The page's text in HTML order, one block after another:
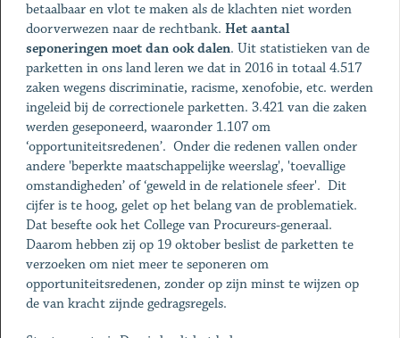
betaalbaar en vlot te maken als de klachten niet worden
doorverwezen naar de rechtbank. Het aantal
seponeringen moet dan ook dalen. Uit statistieken van de
parketten in ons land leren we dat in 2016 in totaal 4.517
zaken wegens discriminatie, racisme, xenofobie, etc. werden
ingeleid bij de correctionele parketten. 3.421 van die zaken
werden geseponeerd, waaronder 1.107 om
‘opportuniteitsredenen’. Onder die redenen vallen onder
andere 'beperkte maatschappelijke weerslag', 'toevallige
omstandigheden’ of ‘geweld in de relationele sfeer'. Dit
cijfer is te hoog, gelet op het belang van de problematiek.
Dat besefte ook het College van Procureurs-generaal.
Daarom hebben zij op 19 oktober beslist de parketten te
verzoeken om niet meer te seponeren om
opportuniteitsredenen, zonder op zijn minst te wijzen op
de van kracht zijnde gedragsregels.